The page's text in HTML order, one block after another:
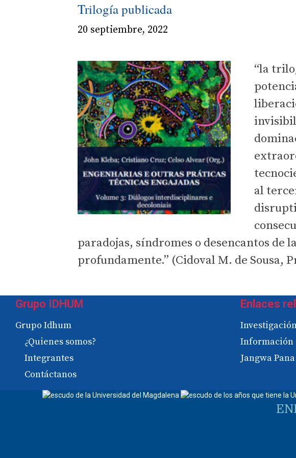
Trilogía publicada
20 septiembre, 2022
“la
al
paradojas, síndromes o desencantos de
profundamente.” (Cidoval M. de Sousa,
Grupo IDHUM
Grupo Idhum
¿Quienes somos?
Integrantes
Contáctanos
Enlaces
Información
Jangwa Pana